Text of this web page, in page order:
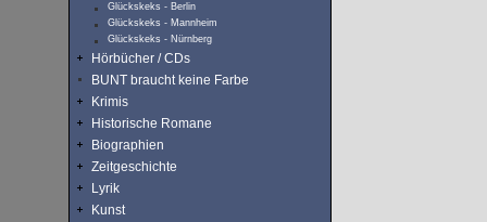
Glückskeks - Berlin
Glückskeks - Mannheim
Glückskeks - Nürnberg
Hörbücher / CDs
BUNT braucht keine Farbe
Krimis
Historische Romane
Biographien
Zeitgeschichte
Lyrik
Kunst